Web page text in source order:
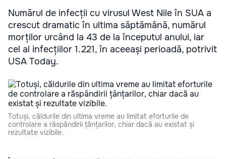
Numărul de infecții cu virusul West Nile în SUA a
crescut dramatic în ultima săptămână, numărul
morților urcând la 43 de la începutul anului, iar
cel al infecțiilor 1.221, în aceeași perioadă, potrivit
USA Today.
Totuși, căldurile din ultima vreme au limitat eforturile de
controlare a răspândirii țânțarilor, chiar dacă au existat și
rezultate vizibile.